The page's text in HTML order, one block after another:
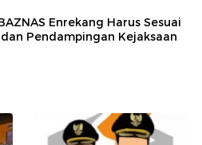
Enrekang Harus Sesuai
Pendampingan Kejaksaan